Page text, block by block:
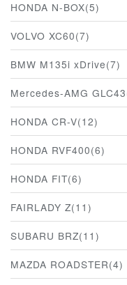
HONDA N-BOX(5)
VOLVO XC60(7)
BMW M135i xDrive(7)
Mercedes-AMG
HONDA CR-V(12)
HONDA RVF400(6)
HONDA FIT(6)
FAIRLADY Z(11)
SUBARU BRZ(11)
MAZDA ROADSTER(4)